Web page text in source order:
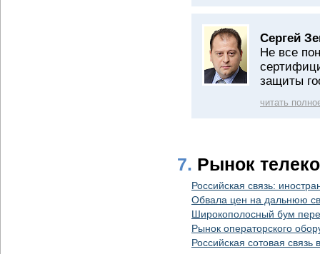
Сергей
Не все
защиты
читать
7. Рынок
Российская связь:
Обвала цен на дальнюю
Широкополосный бум
Рынок операторского
Российская сотовая